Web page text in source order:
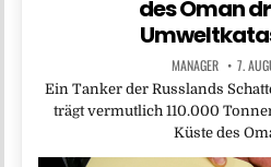
des Oman
MANAGER 7.
Ein Tanker der Russlands
trägt vermutlich 110.000
Küste des